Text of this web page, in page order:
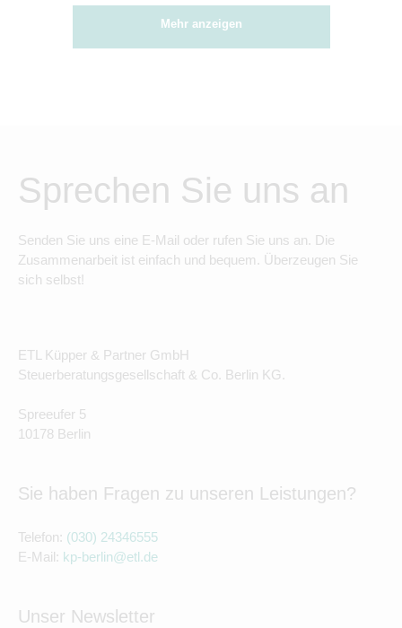
Mehr anzeigen
Sprechen Sie uns an
Senden Sie uns eine E-Mail oder rufen Sie uns an. Die
Zusammenarbeit ist einfach und bequem. Überzeugen Sie
sich selbst!
ETL Küpper & Partner GmbH
Steuerberatungsgesellschaft & Co. Berlin KG.
Spreeufer 5
10178 Berlin
Sie haben Fragen zu unseren Leistungen?
Telefon: (030) 24346555
E-Mail: kp-berlin@etl.de
Unser Newsletter